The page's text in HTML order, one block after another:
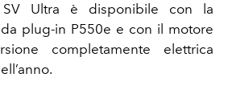
SV Ultra è disponibile con la
plug-in P550e e con il motore
completamente elettrica